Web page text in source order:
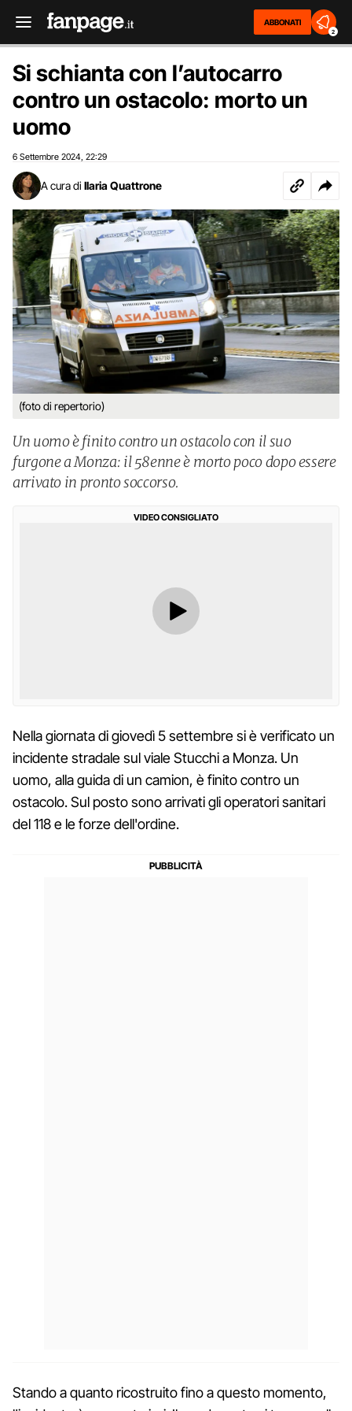
ABBONATI
2
Si schianta con l’autocarro
contro un ostacolo: morto un
uomo
6 Settembre 2024 22:29
A cura di Ilaria Quattrone
(foto di repertorio)
Un uomo è finito contro un ostacolo con il suo
furgone a Monza: il 58enne è morto poco dopo essere
arrivato in pronto soccorso.
VIDEO CONSIGLIATO
Nella giornata di giovedì 5 settembre si è verificato un
incidente stradale sul viale Stucchi a Monza. Un
uomo, alla guida di un camion, è finito contro un
ostacolo. Sul posto sono arrivati gli operatori sanitari
del 118 e le forze dell'ordine.
Stando a quanto ricostruito fino a questo momento,